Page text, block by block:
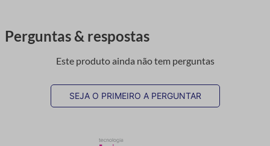
Perguntas & respostas
Este produto ainda não tem perguntas
SEJA O PRIMEIRO A PERGUNTAR